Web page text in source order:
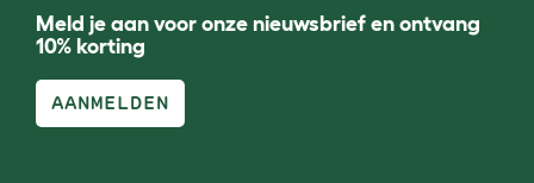
Meld je aan voor onze nieuwsbrief en ontvang
10% korting
AANMELDEN